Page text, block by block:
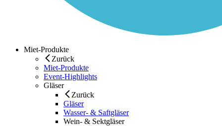
Miet-Produkte
Zurück
Miet-Produkte
Event-Highlights
Gläser
Zurück
Gläser
Wasser- & Saftgläser
Wein- & Sektgläser